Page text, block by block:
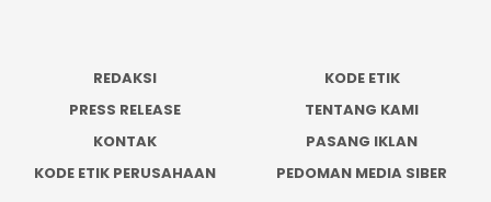
REDAKSI
KODE ETIK
PRESS RELEASE
TENTANG KAMI
KONTAK
PASANG IKLAN
KODE ETIK PERUSAHAAN
PEDOMAN MEDIA SIBER